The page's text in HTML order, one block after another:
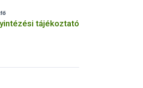
tájékoztató